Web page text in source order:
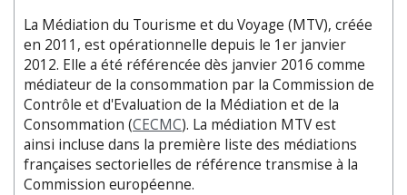
La Médiation du Tourisme et du Voyage (MTV), créée
en 2011, est opérationnelle depuis le 1er janvier
2012. Elle a été référencée dès janvier 2016 comme
médiateur de la consommation par la Commission de
Contrôle et d'Evaluation de la Médiation et de la
Consommation (CECMC). La médiation MTV est
ainsi incluse dans la première liste des médiations
françaises sectorielles de référence transmise à la
Commission européenne.